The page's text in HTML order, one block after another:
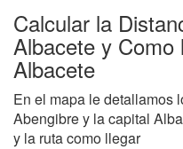
Calcular la
Albacete y Como
Albacete
En el mapa le detallamos
Abengibre y la capital
y la ruta como llegar